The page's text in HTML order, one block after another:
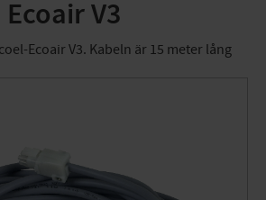
Ecoair V3
Ecoair V3. Kabeln är 15 meter lång